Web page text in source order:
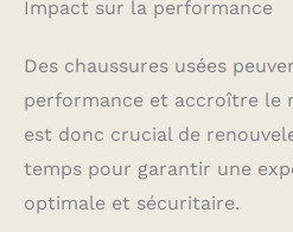
Impact sur la performance
Des chaussures usées
performance et accroître le
est donc crucial de
temps pour garantir une
optimale et sécuritaire.